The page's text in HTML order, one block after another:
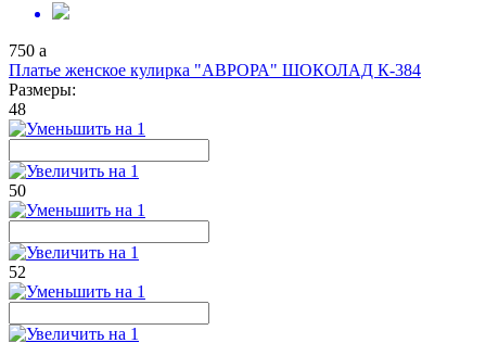
750 a
Платье женское кулирка "АВРОРА" ШОКОЛАД К-384
Размеры:
48
50
52